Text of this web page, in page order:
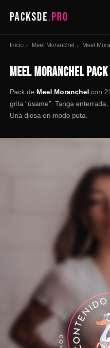
PACKSDE.PRO
Inicio › Meel Moranchel › Meel
MEEL MORANCHEL PACK
Pack de Meel Moranchel con
grita “úsame”. Tanga
Una diosa en modo puta.